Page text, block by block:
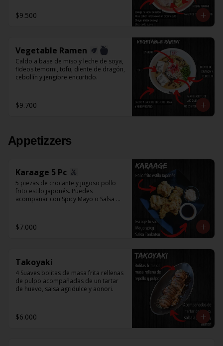
$9.500
Vegetable Ramen
Caldo a base de miso y leche de soya,
fideos temomi, tofu, diente de dragón,
cebollín y jengibre encurtido.
$9.700
Appetizzers
Karaage 5 Pc
5 piezas de crocante y jugoso pollo
frito estilo japonés. Puedes
acompañar con Spicy Mayo o Salsa
$7.000
Takoyaki
4 Suaves bolitas de masa frita rellenas
de pulpo acompañadas de un tartar
de huevo, salsa agridulce y aonori.
$6.000